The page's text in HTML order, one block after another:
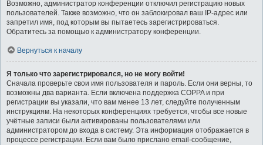
Возможно, администратор конференции отключил регистрацию новых
пользователей. Также возможно, что он заблокировал ваш IP-адрес или
запретил имя, под которым вы пытаетесь зарегистрироваться.
Обратитесь за помощью к администратору конференции.
Вернуться к началу
Я только что зарегистрировался, но не могу войти!
Сначала проверьте свои имя пользователя и пароль. Если они верны, то
возможны два варианта. Если включена поддержка COPPA и при
регистрации вы указали, что вам менее 13 лет, следуйте полученным
инструкциям. На некоторых конференциях требуется, чтобы все новые
учётные записи были активированы пользователями или
администратором до входа в систему. Эта информация отображается в
процессе регистрации. Если вам было прислано email-сообщение,